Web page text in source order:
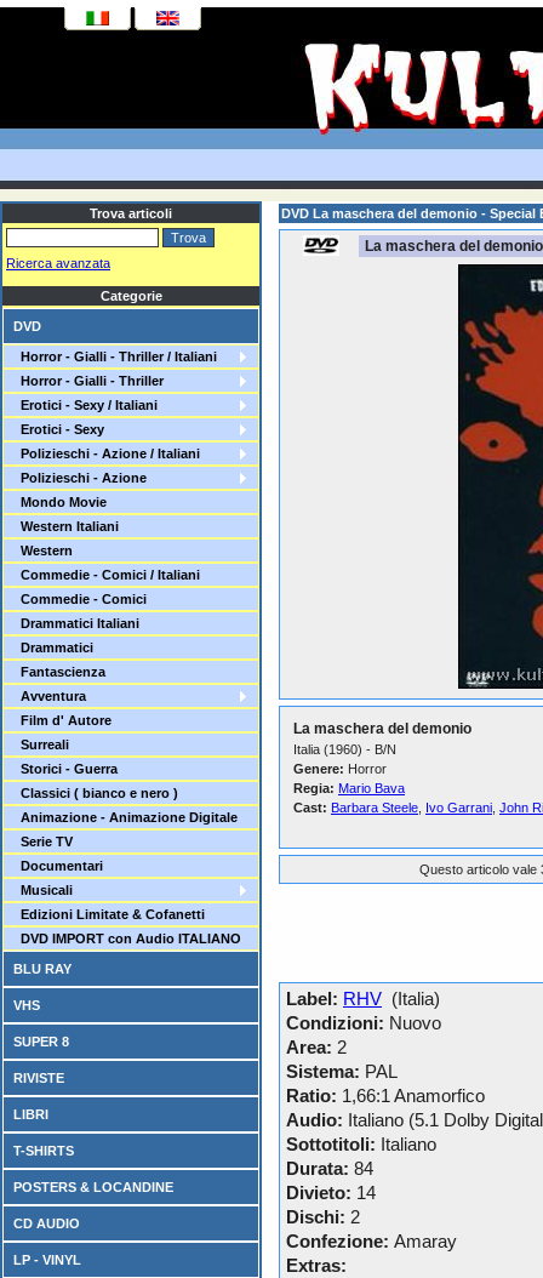
Trova articoli
Ricerca avanzata
Categorie
DVD
Horror - Gialli - Thriller / Italiani
Horror - Gialli - Thriller
Erotici - Sexy / Italiani
Erotici - Sexy
Polizieschi - Azione / Italiani
Polizieschi - Azione
Mondo Movie
Western Italiani
Western
Commedie - Comici / Italiani
Commedie - Comici
Drammatici Italiani
Drammatici
Fantascienza
Avventura
Film d' Autore
Surreali
Storici - Guerra
Classici ( bianco e nero )
Animazione - Animazione Digitale
Serie TV
Documentari
Musicali
Edizioni Limitate & Cofanetti
DVD IMPORT con Audio ITALIANO
BLU RAY
VHS
SUPER 8
RIVISTE
LIBRI
T-SHIRTS
POSTERS & LOCANDINE
CD AUDIO
LP - VINYL
DVD La maschera del demonio - Special
La maschera del
La maschera del demonio
Italia (1960) - B/N
Genere: Horror
Regia: Mario Bava
Cast: Barbara Steele Ivo Garrani John
Questo articolo vale
Label: RHV (Italia)
Condizioni: Nuovo
Area: 2
Sistema: PAL
Ratio: 1,66:1 Anamorfico
Audio: Italiano (5.1 Dolby
Sottotitoli: Italiano
Durata: 84
Divieto: 14
Dischi: 2
Confezione: Amaray
Extras: